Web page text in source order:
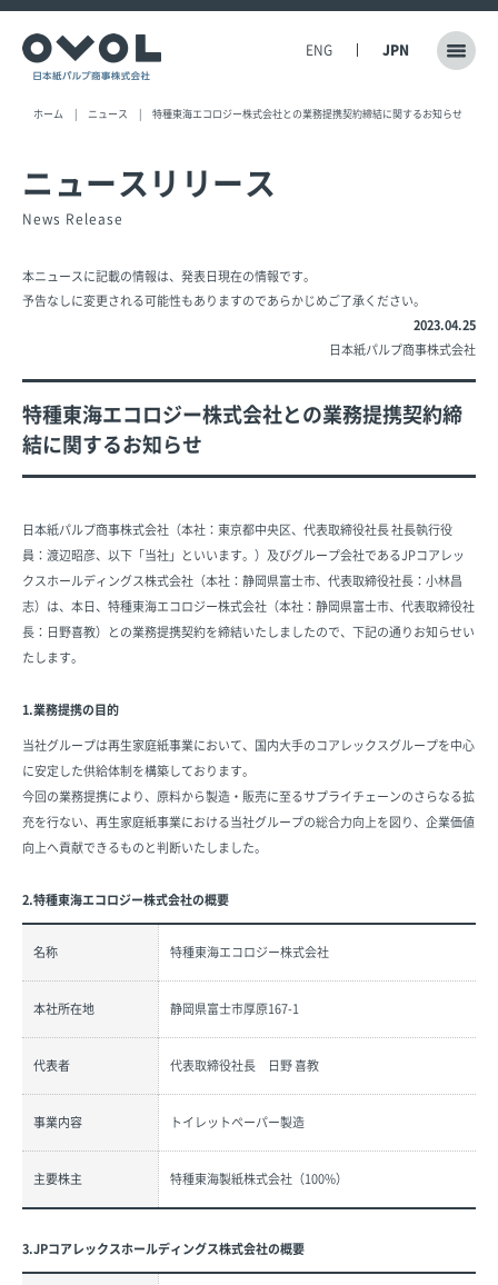
ENG JPN
ホーム ニュース 特種東海エコロジー株式会社との業務提携契約締結に関するお知らせ
ニュースリリース
News Release
本ニュースに記載の情報は、発表日現在の情報です。
予告なしに変更される可能性もありますのであらかじめご了承ください。
2023.04.25
日本紙パルプ商事株式会社
特種東海エコロジー株式会社との業務提携契約締
結に関するお知らせ
日本紙パルプ商事株式会社（本社：東京都中央区、代表取締役社長 社長執行役
員：渡辺昭彦、以下「当社」といいます。）及びグループ会社であるJPコアレッ
クスホールディングス株式会社（本社：静岡県富士市、代表取締役社長：小林昌
志）は、本日、特種東海エコロジー株式会社（本社：静岡県富士市、代表取締役社
長：日野喜教）との業務提携契約を締結いたしましたので、下記の通りお知らせい
たします。
1.業務提携の目的
当社グループは再生家庭紙事業において、国内大手のコアレックスグループを中心
に安定した供給体制を構築しております。
今回の業務提携により、原料から製造・販売に至るサプライチェーンのさらなる拡
充を行ない、再生家庭紙事業における当社グループの総合力向上を図り、企業価値
向上へ貢献できるものと判断いたしました。
2.特種東海エコロジー株式会社の概要
名称 特種東海エコロジー株式会社
本社所在地 静岡県富士市厚原167-1
代表者 代表取締役社長 日野 喜教
事業内容 トイレットペーパー製造
主要株主 特種東海製紙株式会社（100%）
3.JPコアレックスホールディングス株式会社の概要